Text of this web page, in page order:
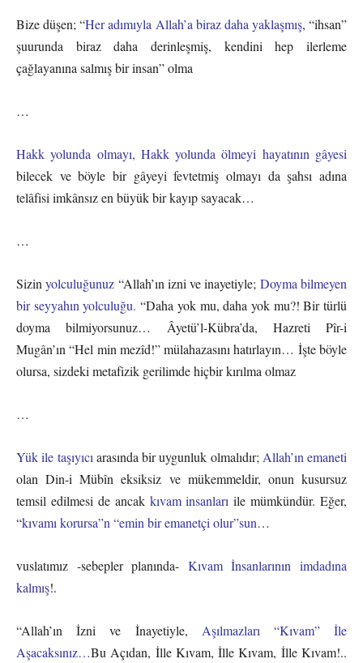
Bize düşen; “Her adımıyla Allah’a biraz daha yaklaşmış, “ihsan”
şuurunda biraz daha derinleşmiş, kendini hep ilerleme
çağlayanına salmış bir insan” olma
…
Hakk yolunda olmayı, Hakk yolunda ölmeyi hayatının gâyesi
bilecek ve böyle bir gâyeyi fevtetmiş olmayı da şahsı adına
telâfisi imkânsız en büyük bir kayıp sayacak…
…
Sizinyolculuğunuz “Allah’ın izni ve inayetiyle; Doyma bilmeyen
bir seyyahın yolculuğu. “Daha yok mu, daha yok mu?! Bir türlü
doyma bilmiyorsunuz… Âyetü’l-Kübra’da, Hazreti Pîr-i
Mugân’ın “Hel min mezîd!” mülahazasını hatırlayın… İşte böyle
olursa, sizdeki metafizik gerilimde hiçbir kırılma olmaz
…
Yük ile taşıyıcı arasında bir uygunluk olmalıdır; Allah’ın emaneti
olan Din-i Mübîn eksiksiz ve mükemmeldir, onun kusursuz
temsil edilmesi de ancak kıvam insanları ile mümkündür. Eğer,
“kıvamı korursa”n “emin bir emanetçi olur”sun…
vuslatımız -sebepler planında- Kıvam İnsanlarının imdadına
kalmış!.
“Allah’ın İzni ve İnayetiyle, Aşılmazları “Kıvam” İle
Aşacaksınız…Bu Açıdan, İlle Kıvam, İlle Kıvam, İlle Kıvam!..